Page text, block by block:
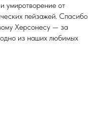
умиротворение от
пейзажей. Спасибо
Херсонесу — за
одно из наших любимых